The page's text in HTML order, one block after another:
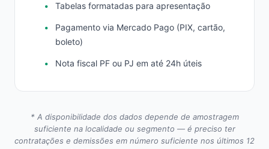
Tabelas formatadas para apresentação
Pagamento via Mercado Pago (PIX, cartão,
boleto)
Nota fiscal PF ou PJ em até 24h úteis
* A disponibilidade dos dados depende de amostragem
suficiente na localidade ou segmento — é preciso ter
contratações e demissões em número suficiente nos últimos 12